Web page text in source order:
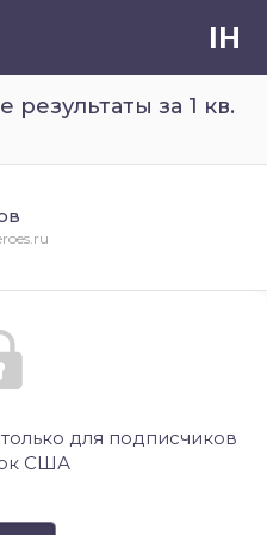
IH
за 1 кв.
для подписчиков
США